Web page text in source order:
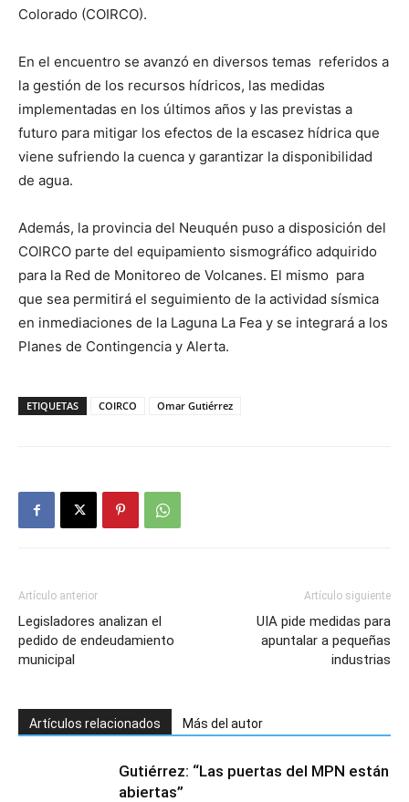
Colorado (COIRCO).
En el encuentro se avanzó en diversos temas referidos a
la gestión de los recursos hídricos, las medidas
implementadas en los últimos años y las previstas a
futuro para mitigar los efectos de la escasez hídrica que
viene sufriendo la cuenca y garantizar la disponibilidad
de agua.
Además, la provincia del Neuquén puso a disposición del
COIRCO parte del equipamiento sismográfico adquirido
para la Red de Monitoreo de Volcanes. El mismo para
que sea permitirá el seguimiento de la actividad sísmica
en inmediaciones de la Laguna La Fea y se integrará a los
Planes de Contingencia y Alerta.
ETIQUETAS COIRCO Omar Gutiérrez
Artículo anterior
Legisladores analizan el
pedido de endeudamiento
municipal
Artículo siguiente
UIA pide medidas para
apuntalar a pequeñas
industrias
Artículos relacionados Más del autor
Gutiérrez: “Las puertas del MPN están
abiertas”